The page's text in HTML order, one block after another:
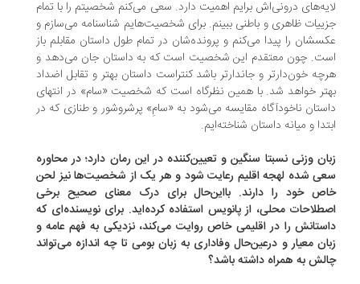
درونی‌اش برایم اهمیت دارد. سعی می‌کنم شخصیتم را با تمام
ظاهری و باطنی ببینم. برای شخصیت‌هایم شناسنامه می‌سازم و
را پیدا می‌کنم و پرونده‌شان در تمام طول داستان مقابلم باز
چون معتقدم این شخصیت است که به داستان جان می‌دهد و
خون‌دارتر و جاندارتر باشد کنتراست داستان بهتر و تقابل اضداد
خواهد شد. با همین نظرگاه است که شخصیت «سام» در انتهای
ناخودآگاه مقایسه می‌شود به «سامِ» پرشروشور و طنازی که در
و میانه‌ داستان شناخته‌ایم.
وزنی نسبتا سنگین و تعیین‌کننده در این رمان دارد؛ در محاوره
شده لهجه‌‌ اقلیم رعایت شود و هر یک از شخصیت‌ها نیز لحن
خود را دارند. بااین‌حال برای درک معنای صحیح برخی
محلی، از پانویس استفاده کرده‌اید. برای نویسنده‌ای که
را در اقلیمی خاص روایت می‌کند، نزدیکی به فهم عامه و
معیار و درعین‌حال وفاداری به زبان بومی تا چه اندازه می‌تواند
به همراه داشته باشد؟